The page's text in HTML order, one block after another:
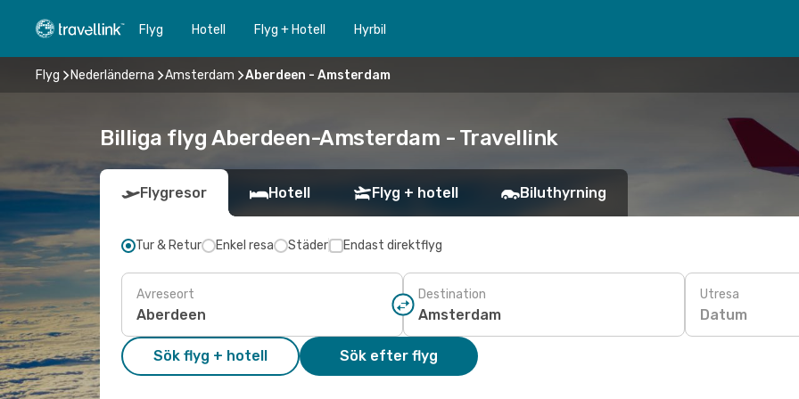
Flyg Hotell Flyg + Hotell Hyrbil
Flyg Nederländerna Amsterdam Aberdeen - Amsterdam
Billiga flyg Aberdeen-Amsterdam - Travellink
Flygresor Hotell Flyg + hotell Biluthyrning
Tur & Retur Enkel resa Städer Endast direktflyg
Avreseort Destination Utresa
Datum
Sök flyg + hotell Sök efter flyg